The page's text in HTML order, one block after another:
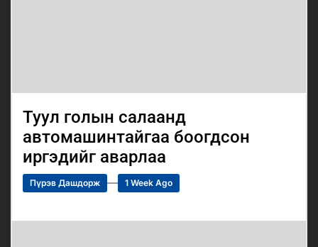
Туул голын салаанд
автомашинтайгаа боогдсон
иргэдийг аварлаа
Пүрэв Дашдорж 1 Week Ago